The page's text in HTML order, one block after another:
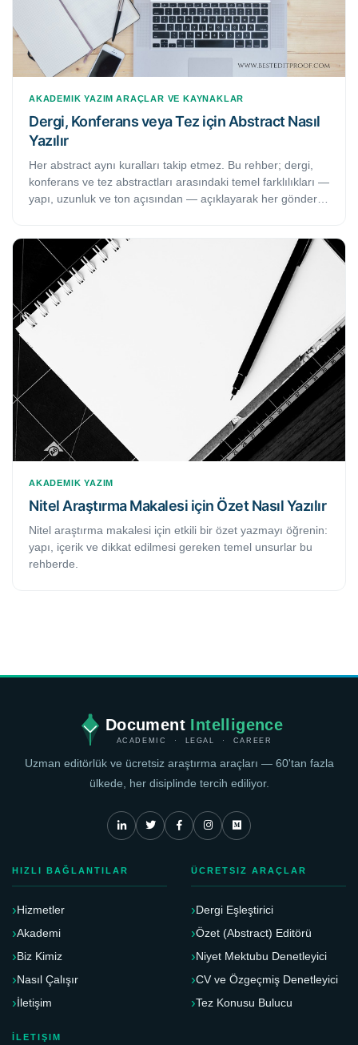
AKADEMIK YAZIM ARAÇLAR VE KAYNAKLAR
Dergi, Konferans veya Tez için Abstract Nasıl
Yazılır
Her abstract aynı kuralları takip etmez. Bu rehber; dergi,
konferans ve tez abstractları arasındaki temel farklılıkları —
yapı, uzunluk ve ton açısından — açıklayarak her gönderim
AKADEMIK YAZIM
Nitel Araştırma Makalesi için Özet Nasıl Yazılır
Nitel araştırma makalesi için etkili bir özet yazmayı öğrenin:
yapı, içerik ve dikkat edilmesi gereken temel unsurlar bu
rehberde.
Document Intelligence
ACADEMIC · LEGAL · CAREER
Uzman editörlük ve ücretsiz araştırma araçları — 60'tan fazla
ülkede, her disiplinde tercih ediliyor.
HIZLI BAĞLANTILAR
Hizmetler
Akademi
Biz Kimiz
Nasıl Çalışır
İletişim
ÜCRETSIZ ARAÇLAR
Dergi Eşleştirici
Özet (Abstract) Editörü
Niyet Mektubu Denetleyici
CV ve Özgeçmiş Denetleyici
Tez Konusu Bulucu
İLETIŞIM